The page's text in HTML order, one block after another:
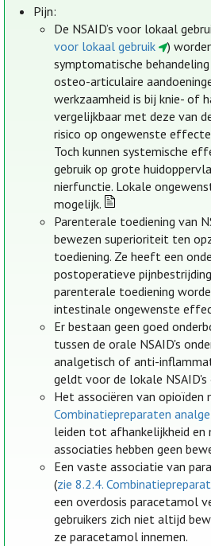
Pijn:
De NSAID’s voor lokaal
voor lokaal gebruik
)
symptomatische
osteo-articulaire
werkzaamheid is bij knie- of
vergelijkbaar met deze van
risico op ongewenste
Toch kunnen systemische
gebruik op grote
nierfunctie. Lokale
mogelijk.
Parenterale toediening van
bewezen superioriteit ten
toediening. Ze heeft een
postoperatieve
parenterale toediening
intestinale ongewenste
Er bestaan geen goed
tussen de orale NSAID's
analgetisch of anti-
geldt voor de lokale NSAID's
Het associëren van opioïden
Combinatiepreparaten
leiden tot afhankelijkheid en
associaties hebben geen
Een vaste associatie van
(zie 8.2.4.
een overdosis paracetamol
gebruikers zich niet altijd
ze paracetamol innemen.